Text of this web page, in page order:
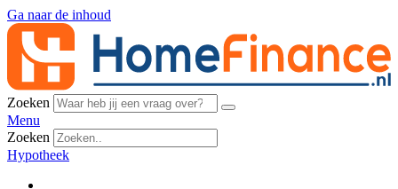
Ga naar de inhoud
Zoeken
Menu
Zoeken
Hypotheek